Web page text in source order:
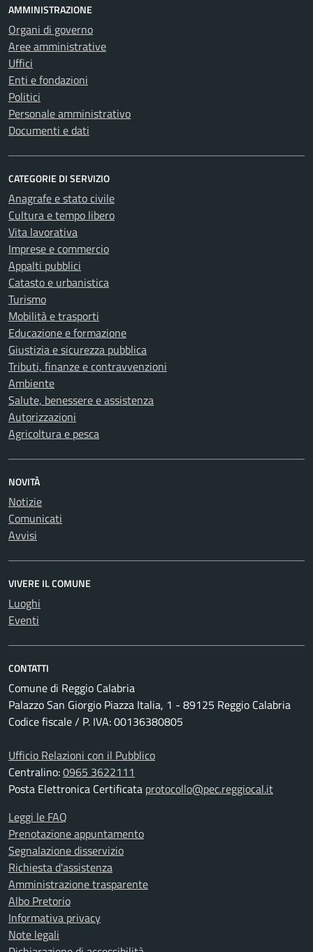
AMMINISTRAZIONE
Organi di governo
Aree amministrative
Uffici
Enti e fondazioni
Politici
Personale amministrativo
Documenti e dati
CATEGORIE DI SERVIZIO
Anagrafe e stato civile
Cultura e tempo libero
Vita lavorativa
Imprese e commercio
Appalti pubblici
Catasto e urbanistica
Turismo
Mobilità e trasporti
Educazione e formazione
Giustizia e sicurezza pubblica
Tributi, finanze e contravvenzioni
Ambiente
Salute, benessere e assistenza
Autorizzazioni
Agricoltura e pesca
NOVITÀ
Notizie
Comunicati
Avvisi
VIVERE IL COMUNE
Luoghi
Eventi
CONTATTI
Comune di Reggio Calabria
Palazzo San Giorgio Piazza Italia, 1 - 89125 Reggio Calabria
Codice fiscale / P. IVA: 00136380805
Ufficio Relazioni con il Pubblico
Centralino:0965 3622111
Posta Elettronica Certificata protocollo@pec.reggiocal.it
Leggi le FAQ
Prenotazione appuntamento
Segnalazione disservizio
Richiesta d'assistenza
Amministrazione trasparente
Albo Pretorio
Informativa privacy
Note legali